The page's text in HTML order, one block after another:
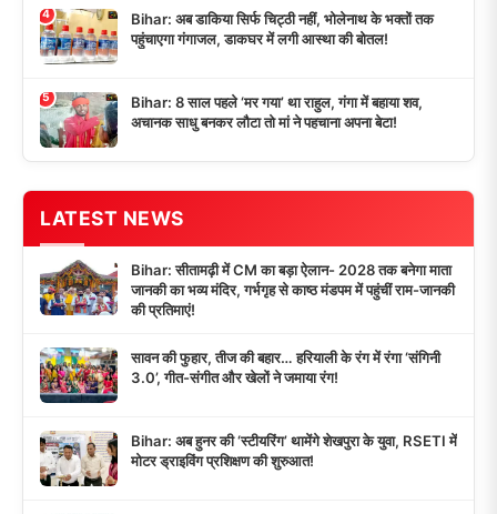
4
Bihar: अब डाकिया सिर्फ चिट्ठी नहीं, भोलेनाथ के भक्तों तक
पहुंचाएगा गंगाजल, डाकघर में लगी आस्था की बोतल!
5
Bihar: 8 साल पहले ‘मर गया’ था राहुल, गंगा में बहाया शव,
अचानक साधु बनकर लौटा तो मां ने पहचाना अपना बेटा!
LATEST NEWS
Bihar: सीतामढ़ी में CM का बड़ा ऐलान- 2028 तक बनेगा माता
जानकी का भव्य मंदिर, गर्भगृह से काष्ठ मंडपम में पहुंचीं राम-जानकी
की प्रतिमाएं!
सावन की फुहार, तीज की बहार… हरियाली के रंग में रंगा ‘संगिनी
3.0’, गीत-संगीत और खेलों ने जमाया रंग!
Bihar: अब हुनर की ‘स्टीयरिंग’ थामेंगे शेखपुरा के युवा, RSETI में
मोटर ड्राइविंग प्रशिक्षण की शुरुआत!